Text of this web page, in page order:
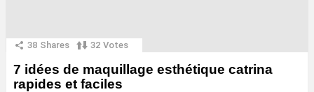
38 Shares 32 Votes
7 idées de maquillage esthétique catrina
rapides et faciles